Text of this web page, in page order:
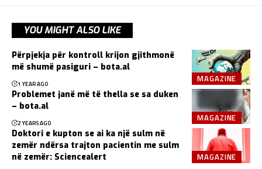
YOU MIGHT ALSO LIKE
MAGAZINE
Përpjekja për kontroll krijon gjithmonë
më shumë pasiguri – bota.al
1 YEAR AGO
MAGAZINE
Problemet janë më të thella se sa duken
– bota.al
2 YEARS AGO
MAGAZINE
Doktori e kupton se ai ka një sulm në
zemër ndërsa trajton pacientin me sulm
në zemër: Sciencealert